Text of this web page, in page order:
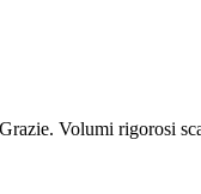
Volumi rigorosi